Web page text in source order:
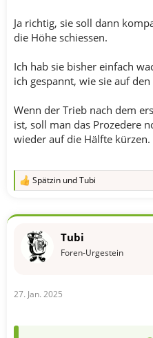
Ja richtig, sie soll dann
die Höhe schiessen.
Ich hab sie bisher einfach
ich gespannt, wie sie auf
Wenn der Trieb nach dem
ist, soll man das Prozedere
wieder auf die Hälfte kürzen.
R
k
:
Spätzin undTubi
Tubi
Foren-Urgestein
27. Jan. 2025